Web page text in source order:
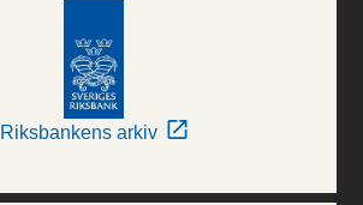
Riksbankens arkiv